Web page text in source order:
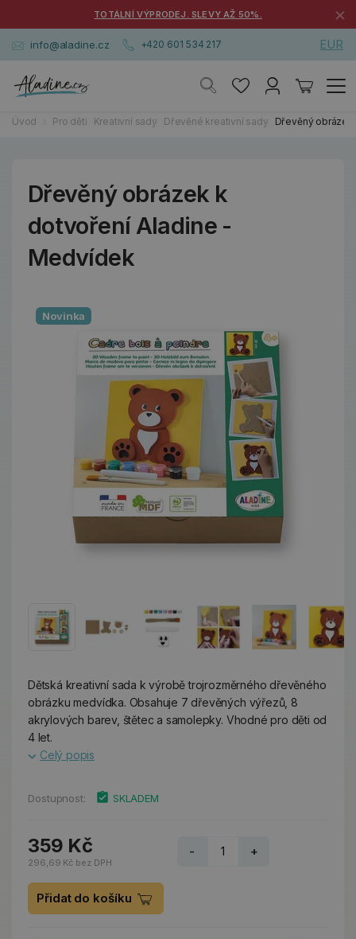
TOTÁLNÍ VÝPRODEJ. SLEVY AŽ 50%. ×
info@aladine.cz +420 601 534 217 EUR
Úvod Pro děti Kreativní sady Dřevěné kreativní sady Dřevěný
Dřevěný obrázek k
dotvoření Aladine -
Medvídek
Novinka
Dětská kreativní sada k výrobě trojrozměrného dřevěného
obrázku medvídka. Obsahuje 7 dřevěných výřezů, 8
akrylových barev, štětec a samolepky. Vhodné pro děti od
4 let.
Celý popis
Dostupnost: SKLADEM
359 Kč
296,69 Kč bez DPH
- +
Přidat do košíku